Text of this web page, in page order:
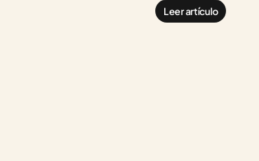
Leer artículo